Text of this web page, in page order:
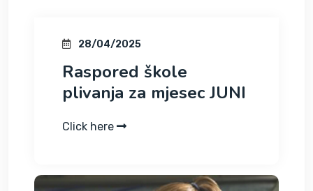
28/04/2025
Raspored škole
plivanja za mjesec JUNI
Click here